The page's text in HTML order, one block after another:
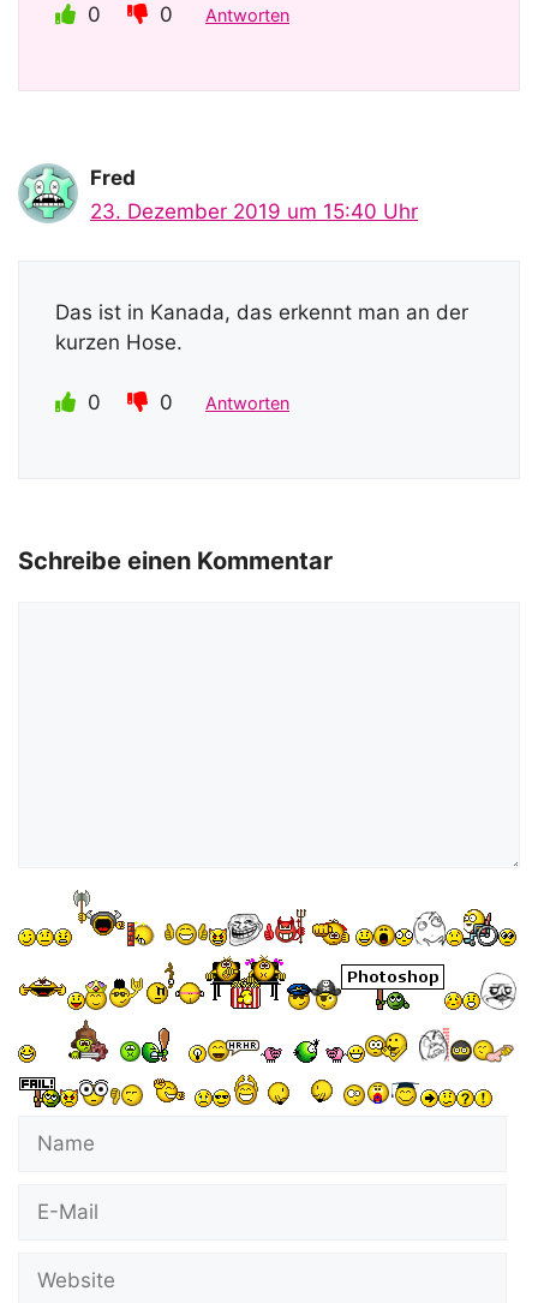
0 0 Antworten
Fred
23. Dezember 2019 um 15:40 Uhr
Das ist in Kanada, das erkennt man an der
kurzen Hose.
0 0 Antworten
Schreibe einen Kommentar
Mail